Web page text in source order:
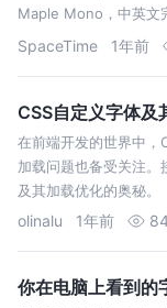
Maple Mono，中英文
编程的不二之选
SpaceTime 1年前
CSS自定义字体及
在前端开发的世界中，
加载问题也备受关注。
及其加载优化的奥秘。
olinalu 1年前
你在电脑上看到的